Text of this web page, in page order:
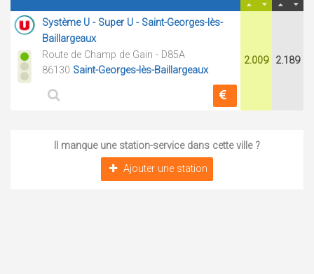
Système U - Super U - Saint-Georges-lès-
Baillargeaux
Route de Champ de Gain - D85A
86130 Saint-Georges-lès-Baillargeaux
2.009 2.189
Il manque une station-service dans cette ville ?
Ajouter une station